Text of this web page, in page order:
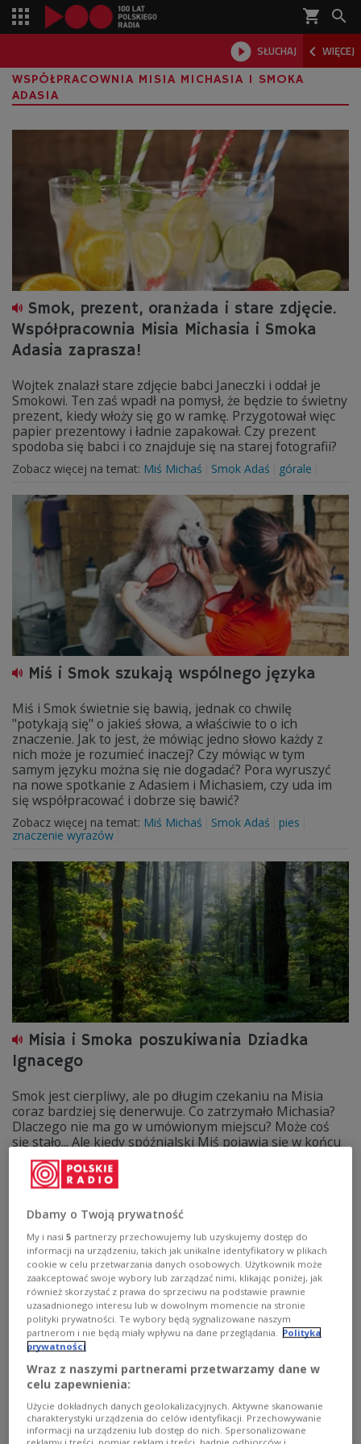
shopping_cart 
 SŁUCHAJ  WIĘCEJ

WSPÓŁPRACOWNIA MISIA MICHASIA I SMOKA
ADASIA
Smok, prezent, oranżada i stare zdjęcie.
Współpracownia Misia Michasia i Smoka
Adasia zaprasza!
Wojtek znalazł stare zdjęcie babci Janeczki i oddał je
Smokowi. Ten zaś wpadł na pomysł, że będzie to świetny
prezent, kiedy włoży się go w ramkę. Przygotował więc
papier prezentowy i ładnie zapakował. Czy prezent
spodoba się babci i co znajduje się na starej fotografii?
Zobacz więcej na temat: Miś Michaś Smok Adaś górale
Miś i Smok szukają wspólnego języka
Miś i Smok świetnie się bawią, jednak co chwilę
"potykają się" o jakieś słowa, a właściwie to o ich
znaczenie. Jak to jest, że mówiąc jedno słowo każdy z
nich może je rozumieć inaczej? Czy mówiąc w tym
samym języku można się nie dogadać? Pora wyruszyć
na nowe spotkanie z Adasiem i Michasiem, czy uda im
się współpracować i dobrze się bawić?
Zobacz więcej na temat: Miś Michaś Smok Adaś
pies
znaczenie wyrazów
Misia i Smoka poszukiwania Dziadka
Ignacego
Smok jest cierpliwy, ale po długim czekaniu na Misia
coraz bardziej się denerwuje. Co zatrzymało Michasia?
Dlaczego nie ma go w umówionym miejscu? Może coś
się stało... Ale kiedy spóźnialski Miś pojawia się w końcu
okazuje się, że Dziadek Ignacy zniknął. Trzeba będzie go
jak najszybciej odnaleźć...
Zobacz więcej na temat:
Skąd zwyczaj topienia Marzanny? Miś i
Smok szukali odpowiedzi
Dbamy o Twoją prywatność
My i nasi5 partnerzy przechowujemy lub uzyskujemy dostęp do
informacji na urządzeniu, takich jak unikalne identyfikatory w plikach
cookie w celu przetwarzania danych osobowych. Użytkownik może
zaakceptować swoje wybory lub zarządzać nimi, klikając poniżej, jak
również skorzystać z prawa do sprzeciwu na podstawie prawnie
uzasadnionego interesu lub w dowolnym momencie na stronie
polityki prywatności. Te wybory będą sygnalizowane naszym
partnerom i nie będą miały wpływu na dane przeglądania.
Polityka
prywatności
Wraz z naszymi partnerami przetwarzamy dane w
celu zapewnienia:
Użycie dokładnych danych geolokalizacyjnych. Aktywne skanowanie
charakterystyki urządzenia do celów identyfikacji. Przechowywanie
informacji na urządzeniu lub dostęp do nich. Spersonalizowane